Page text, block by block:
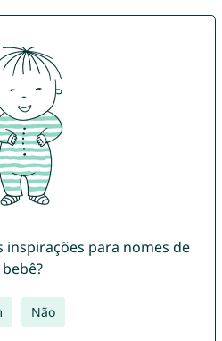
inspirações para nomes de
bebê?
Não